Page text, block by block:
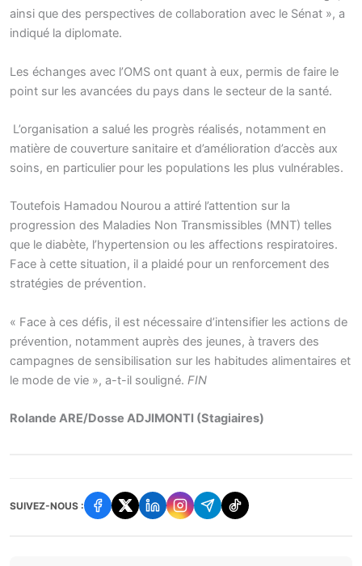
ainsi que des perspectives de collaboration avec le Sénat », a
indiqué la diplomate.
Les échanges avec l’OMS ont quant à eux, permis de faire le
point sur les avancées du pays dans le secteur de la santé.
L’organisation a salué les progrès réalisés, notamment en
matière de couverture sanitaire et d’amélioration d’accès aux
soins, en particulier pour les populations les plus vulnérables.
Toutefois Hamadou Nourou a attiré l’attention sur la
progression des Maladies Non Transmissibles (MNT) telles
que le diabète, l’hypertension ou les affections respiratoires.
Face à cette situation, il a plaidé pour un renforcement des
stratégies de prévention.
« Face à ces défis, il est nécessaire d’intensifier les actions de
prévention, notamment auprès des jeunes, à travers des
campagnes de sensibilisation sur les habitudes alimentaires et
le mode de vie », a-t-il souligné. FIN
Rolande ARE/Dosse ADJIMONTI (Stagiaires)
SUIVEZ-NOUS :